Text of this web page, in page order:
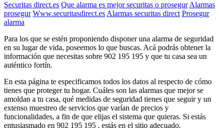
Securitas direct.es Que alarma es mejor securitas o prosegur Alarmas
prosegur Www.securitasdirect.es Alarmas securitas direct Prosegur
alarma
Para los que se estén proponiendo disponer una alarma de seguridad
en su lugar de vida, poseemos lo que buscas. Acá podrás obtener la
información que necesitas sobre 902 195 195 y que tu casa sea un
auténtico fortín.
En esta página te especificamos todos los datos al respecto de cómo
tienes que proteger tu hogar. Cuáles son las alarmas que mejor se
amoldan a tu casa, qué medidas de seguridad tienes que seguir y un
extenso muestreo de servicios que varían de precios y
funcionalidades, a fin de que elijas el sistema que quieras. Si estás
entusiasmado en 902 195 195 , estás en el sitio adecuado.